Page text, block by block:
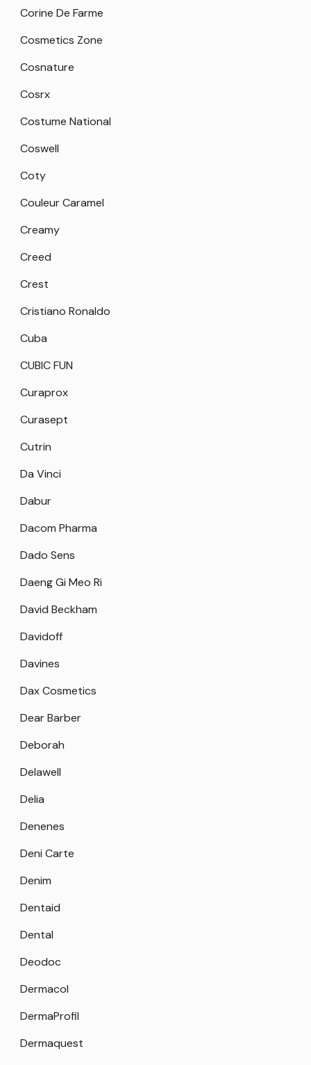
Corine De Farme
Cosmetics Zone
Cosnature
Cosrx
Costume National
Coswell
Coty
Couleur Caramel
Creamy
Creed
Crest
Cristiano Ronaldo
Cuba
CUBIC FUN
Curaprox
Curasept
Cutrin
Da Vinci
Dabur
Dacom Pharma
Dado Sens
Daeng Gi Meo Ri
David Beckham
Davidoff
Davines
Dax Cosmetics
Dear Barber
Deborah
Delawell
Delia
Denenes
Deni Carte
Denim
Dentaid
Dental
Deodoc
Dermacol
DermaProfil
Dermaquest